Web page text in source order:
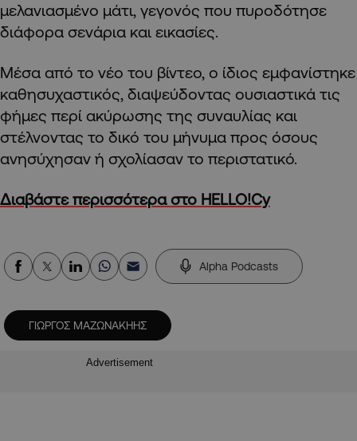
μελανιασμένο μάτι, γεγονός που πυροδότησε
διάφορα σενάρια και εικασίες.
Μέσα από το νέο του βίντεο, ο ίδιος εμφανίστηκε
καθησυχαστικός, διαψεύδοντας ουσιαστικά τις
φήμες περί ακύρωσης της συναυλίας και
στέλνοντας το δικό του μήνυμα προς όσους
ανησύχησαν ή σχολίασαν το περιστατικό.
Διαβάστε περισσότερα στο HELLO!Cy
Alpha Podcasts
ΓΙΩΡΓΟΣ ΜΑΖΩΝΑΚΗΗΣ
Advertisement